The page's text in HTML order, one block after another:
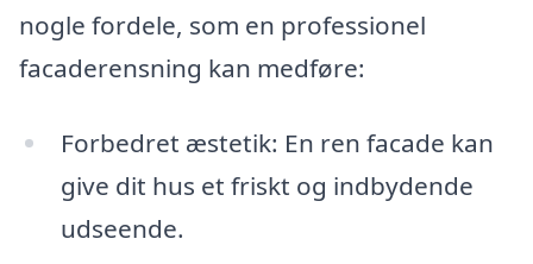
nogle fordele, som en professionel
facaderensning kan medføre:
Forbedret æstetik: En ren facade kan
give dit hus et friskt og indbydende
udseende.